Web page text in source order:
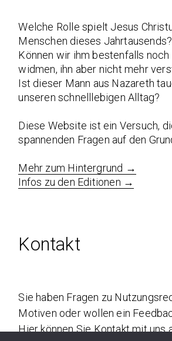
Welche Rolle spielt Jesus
Menschen dieses Jahrtausends?
Können wir ihm bestenfalls
widmen, ihn aber nicht mehr
Ist dieser Mann aus Nazareth
unseren schnelllebigen Alltag?
Diese Website ist ein Versuch,
spannenden Fragen auf den
Mehr zum Hintergrund →
Infos zu den Editionen →
Kontakt
Sie haben Fragen zu
Motiven oder wollen ein
Hier können Sie Kontakt mit uns